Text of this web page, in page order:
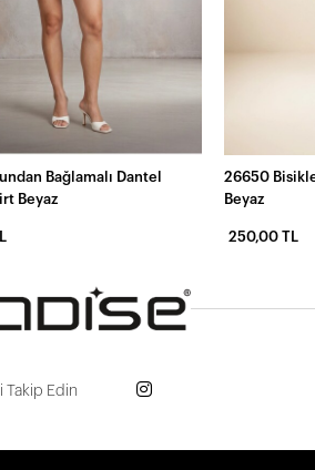
Bağlamalı Dantel
Beyaz
26650
Beyaz
250,00 TL
Takip Edin